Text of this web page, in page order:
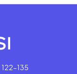
122-135